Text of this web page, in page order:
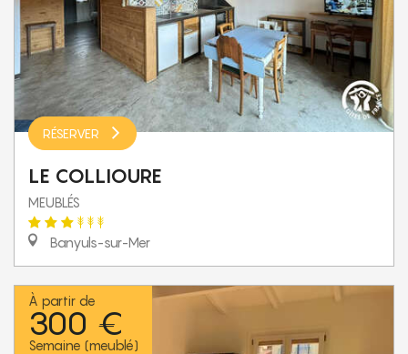
RÉSERVER
LE COLLIOURE
MEUBLÉS
Banyuls-sur-Mer
À partir de
300 €
Semaine (meublé)